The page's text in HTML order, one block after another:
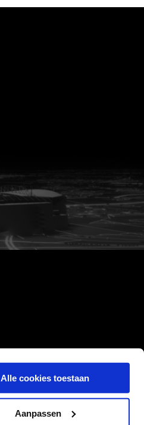
Alle cookies toestaan
Aanpassen